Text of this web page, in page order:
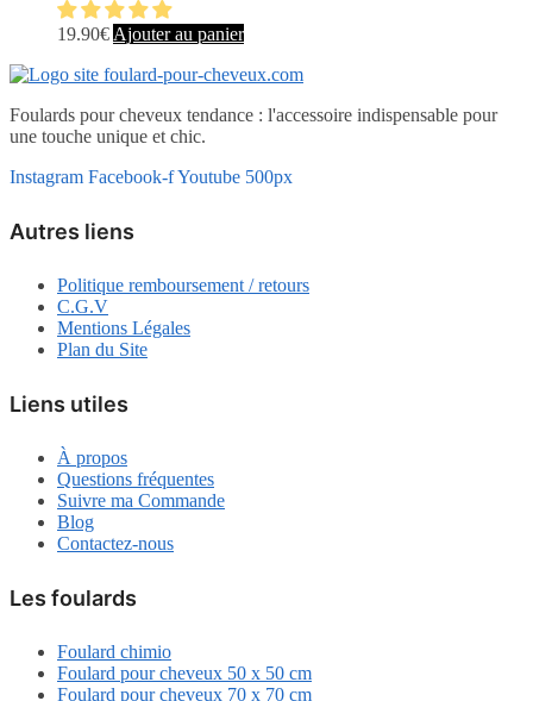
19.90€ Ajouter au panier
Foulards pour cheveux tendance : l'accessoire indispensable pour
une touche unique et chic.
Instagram Facebook-fYoutube 500px
Autres liens
Politique remboursement / retours
C.G.V
Mentions Légales
Plan du Site
Liens utiles
À propos
Questions fréquentes
Suivre ma Commande
Blog
Contactez-nous
Les foulards
Foulard chimio
Foulard pour cheveux 50 x 50 cm
Foulard pour cheveux 70 x 70 cm